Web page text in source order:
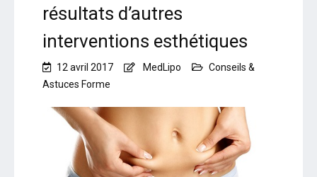
résultats d’autres
interventions esthétiques
12 avril 2017 MedLipo
Conseils &
Astuces Forme